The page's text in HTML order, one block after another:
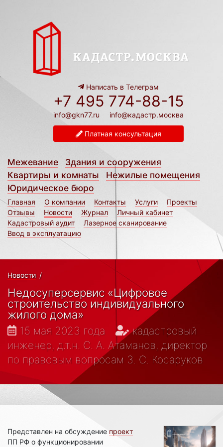
Написать в Телеграм
+7 495 774-88-15
info@gkn77.ru info@кадастр.москва
Платная консультация
Межевание
Здания и сооружения
Квартиры и комнаты
Нежилые помещения
Юридическое бюро
Главная О компании Контакты Услуги
Проекты
Отзывы
Новости Журнал
Личный кабинет
Кадастровый аудит
Лазерное сканирование
Ввод в эксплуатацию
Новости /
Недосуперсервис «Цифровое
строительство индивидуального
жилого дома»
15 мая 2023 года
кадастровый
инженер, д.т.н. С. А. Атаманов, директор
по правовым вопросам З. С. Косаруков
Представлен на обсуждение проект
ПП РФ о функционировании